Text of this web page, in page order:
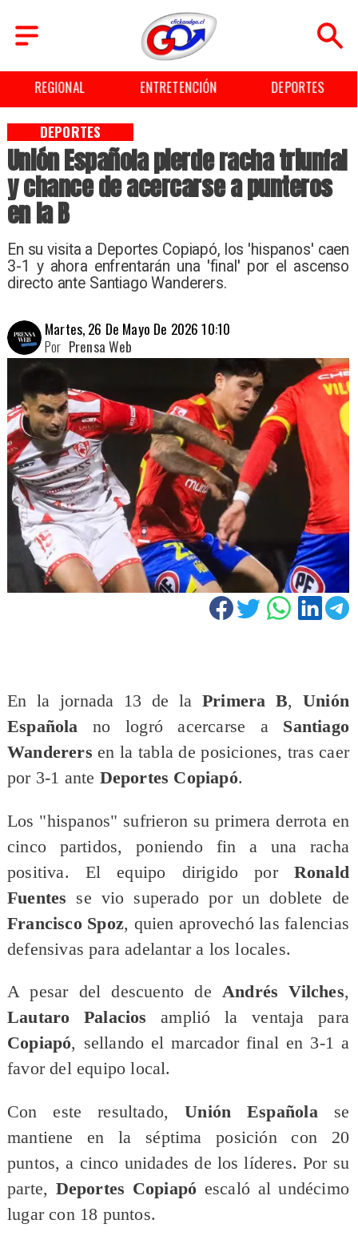
REGIONAL ENTRETENCIÓN DEPORTES
Unión Española pierde racha triunfal
y chance de acercarse a punteros
en la B
En su visita a Deportes Copiapó, los 'hispanos' caen
3-1 y ahora enfrentarán una 'final' por el ascenso
directo ante Santiago Wanderers.
DEPORTES
Martes, 26 De Mayo De 2026 10:10
Prensa Web
Por
En la jornada 13 de laPrimera B,Unión
Española no logró acercarse a Santiago
Wanderers en la tabla de posiciones, tras caer
por 3-1 ante Deportes Copiapó.
Los "hispanos" sufrieron su primera derrota en
cinco partidos, poniendo fin a una racha
positiva. El equipo dirigido por Ronald
Fuentes se vio superado por un doblete de
Francisco Spoz, quien aprovechó las falencias
defensivas para adelantar a los locales.
A pesar del descuento deAndrés Vilches,
Lautaro Palacios amplió la ventaja para
Copiapó, sellando el marcador final en 3-1 a
favor del equipo local.
Con este resultado,Unión Española se
mantiene en la séptima posición con 20
puntos, a cinco unidades de los líderes. Por su
parte, Deportes Copiapó escaló al undécimo
lugar con 18 puntos.